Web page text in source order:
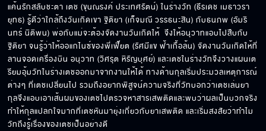
คำว่าเพื่อนพูดเบาๆ ก็เจ็บ
จูบอย่างอ่อนโยน และแสนรัก
แค้นรักสลับชะตา เตช (ขุนณรงค์ ประเทศรัตน์) ในร่างวัท (ธีรเดช เมธาวรา
ยุทธ) รู้ดีว่าใกล้ถึงวันเกิดเขา ฐิติยา (เก็จมณี วรรธนะสิน) กับธนภพ (อัมริ
นทร์ นิติพน) พ่อกับแม่จะต้องจัดงานวันเกิดให้  จึงให้อนุวาทแอบไปสืบกับ
ฐิติยา จนรู้ว่าให้ออแกไนซ์ของพี่เฟี๊ยต (รัศมีแข ฟ้าเกื้อล้น) จัดงานวันเกิดให้ที่
ลานจอดเครื่องบิน อนุวาท (วิศรุต หิรัญบุศย์) และเตชในร่างวัทจึงวางแผนเต
รียมอุ้มวัทในร่างเตชออกมาจากงานให้ได้ ทางด้านกุลเริ่มประมวลเหตุการณ์
ต่างๆ ที่เตชเปลี่ยนไป รวมถึงอยากพิสูจน์ความจริงที่วัทบอกว่าเตชเล่นยา
กุลจึงแอบเอาเส้นผมของเตชไปตรวจหาสารเสพติดและพบว่าผลเป็นบวกจริง
ทำให้กุลแปลกใจมากที่เตชหันมายุ่งเกี่ยวกับยาเสพติด และเริ่มสงสัยว่าทำไม
วัทถึงรู้เรื่องของเตชเป็นอย่างดี